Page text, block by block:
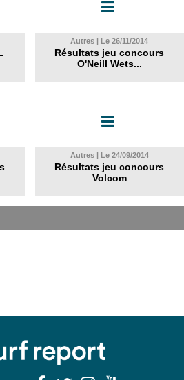
Autres | Le 26/11/2014
Résultats jeu concours
O'Neill Wets...
Autres | Le 24/09/2014
Résultats jeu concours
Volcom